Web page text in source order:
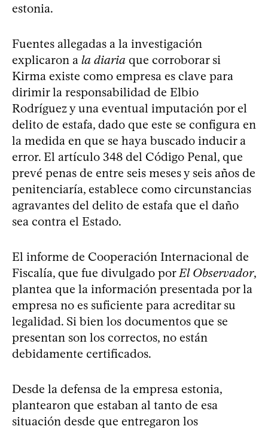
estonia.
Fuentes allegadas a la investigación
explicaron a la diaria que corroborar si
Kirma existe como empresa es clave para
dirimir la responsabilidad de Elbio
Rodríguez y una eventual imputación por el
delito de estafa, dado que este se configura en
la medida en que se haya buscado inducir a
error. El artículo 348 del Código Penal, que
prevé penas de entre seis meses y seis años de
penitenciaría, establece como circunstancias
agravantes del delito de estafa que el daño
sea contra el Estado.
El informe de Cooperación Internacional de
Fiscalía, que fue divulgado por El Observador,
plantea que la información presentada por la
empresa no es suficiente para acreditar su
legalidad. Si bien los documentos que se
presentan son los correctos, no están
debidamente certificados.
Desde la defensa de la empresa estonia,
plantearon que estaban al tanto de esa
situación desde que entregaron los